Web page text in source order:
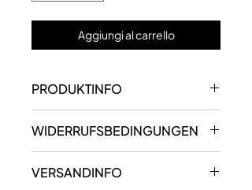
Aggiungi al carrello
PRODUKTINFO
GEWÜRZÖLE - Bekannt aus
die Höhle der Löwen
✅ OHNE
WIDERRUFSBEDINGUNGEN
olio.de/widerruf
VERSANDINFO